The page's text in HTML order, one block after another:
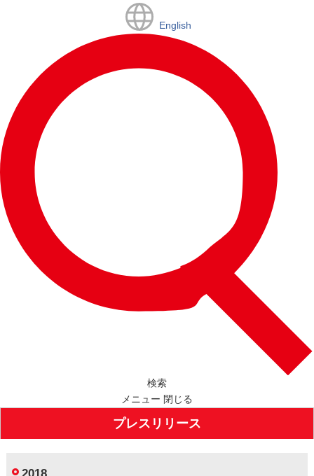
English
検索
メニュー 閉じる
プレスリリース
2018